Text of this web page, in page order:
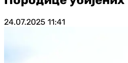
24.07.2025 11:41